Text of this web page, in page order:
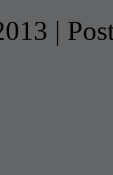
|